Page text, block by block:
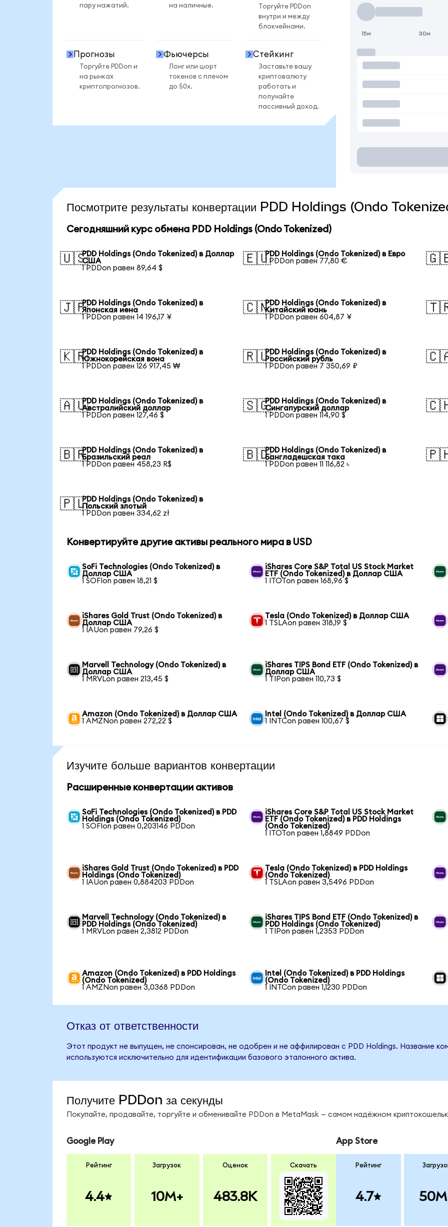
пару нажатий.
на наличные.
Торгуйте PDDon
внутри и между
блокчейнами.
Прогнозы
Торгуйте PDDon и
на рынках
криптопрогнозов.
Фьючерсы
Лонг или шорт
токенов с плечом
до 50x.
Стейкинг
Заставьте вашу
криптовалюту
работать и
получайте
пассивный доход.
15м 30м
Посмотрите результаты конвертации PDD Holdings (Ondo
Сегодняшний курс обмена PDD Holdings (Ondo Tokenized)
🇺🇸PDD Holdings (Ondo Tokenized) в Доллар
США
1 PDDon равен 89,64 $
🇪🇺PDD Holdings (Ondo Tokenized) в Евро
1 PDDon равен 77,80 €
🇯🇵PDD Holdings (Ondo Tokenized) в
Японская иена
1 PDDon равен 14 196,17 ¥
🇨🇳PDD Holdings (Ondo Tokenized) в
Китайский юань
1 PDDon равен 604,87 ¥
🇰🇷PDD Holdings (Ondo Tokenized) в
Южнокорейская вона
1 PDDon равен 126 917,45 ₩
🇷🇺PDD Holdings (Ondo Tokenized) в
Российский рубль
1 PDDon равен 7 350,69 ₽
🇦🇺PDD Holdings (Ondo Tokenized) в
Австралийский доллар
1 PDDon равен 127,46 $
🇸🇬PDD Holdings (Ondo Tokenized) в
Сингапурский доллар
1 PDDon равен 114,90 $
🇧🇷PDD Holdings (Ondo Tokenized) в
Бразильский реал
1 PDDon равен 458,23 R$
🇧🇩PDD Holdings (Ondo Tokenized) в
Бангладешская така
1 PDDon равен 11 116,82 ৳
🇵🇱PDD Holdings (Ondo Tokenized) в
Польский злотый
1 PDDon равен 334,62 zł
Конвертируйте другие активы реального мира в USD
SoFi Technologies (Ondo Tokenized) в
Доллар США
1 SOFIon равен 18,21 $
iShares Core S&P Total US Stock Market
ETF (Ondo Tokenized) в Доллар США
1 ITOTon равен 168,96 $
iShares Gold Trust (Ondo Tokenized) в
Доллар США
1 IAUon равен 79,26 $
Tesla (Ondo Tokenized) в Доллар США
1 TSLAon равен 318,19 $
Marvell Technology (Ondo Tokenized) в
Доллар США
1 MRVLon равен 213,45 $
iShares TIPS Bond ETF (Ondo Tokenized) в
Доллар США
1 TIPon равен 110,73 $
Amazon (Ondo Tokenized) в Доллар США
1 AMZNon равен 272,22 $
Intel (Ondo Tokenized) в Доллар США
1 INTCon равен 100,67 $
Изучите больше вариантов конвертации
Расширенные конвертации активов
SoFi Technologies (Ondo Tokenized) в PDD
Holdings (Ondo Tokenized)
1 SOFIon равен 0,203146 PDDon
iShares Core S&P Total US Stock Market
ETF (Ondo Tokenized) в PDD Holdings
(Ondo Tokenized)
1 ITOTon равен 1,8849 PDDon
iShares Gold Trust (Ondo Tokenized) в PDD
Holdings (Ondo Tokenized)
1 IAUon равен 0,884203 PDDon
Tesla (Ondo Tokenized) в PDD Holdings
(Ondo Tokenized)
1 TSLAon равен 3,5496 PDDon
Marvell Technology (Ondo Tokenized) в
PDD Holdings (Ondo Tokenized)
1 MRVLon равен 2,3812 PDDon
iShares TIPS Bond ETF (Ondo Tokenized) в
PDD Holdings (Ondo Tokenized)
1 TIPon равен 1,2353 PDDon
Amazon (Ondo Tokenized) в PDD Holdings
(Ondo Tokenized)
1 AMZNon равен 3,0368 PDDon
Intel (Ondo Tokenized) в PDD Holdings
(Ondo Tokenized)
1 INTCon равен 1,1230 PDDon
Отказ от ответственности
Этот продукт не выпущен, не спонсирован, не одобрен и не аффилирован с PDD Holdings. Название
используются исключительно для идентификации базового эталонного актива.
Получите PDDon за секунды
Покупайте, продавайте, торгуйте и обменивайте PDDon в MetaMask — самом надёжном
Google Play
Рейтинг
4.4
Загрузок
10M+
Оценок
483.8K
Скачать
App Store
Рейтинг
4.7